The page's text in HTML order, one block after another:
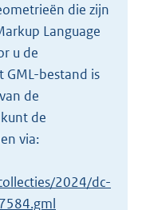
o
t
t
e
2
K
b
die zijn
Language
u de
GML-bestand is
de
de
via:
2024/dc-